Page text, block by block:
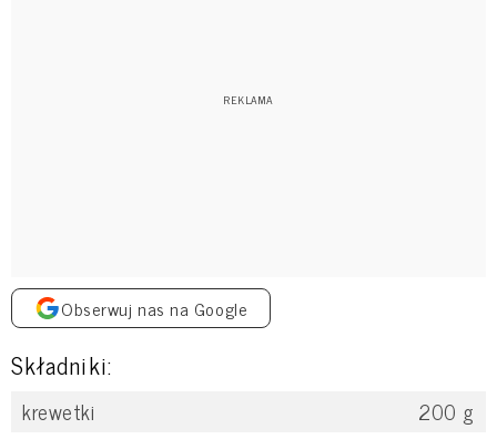
Obserwuj nas na Google
Składniki:
krewetki 200 g